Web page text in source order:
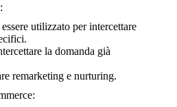
utilizzato per intercettare
la domanda già
remarketing e nurturing.